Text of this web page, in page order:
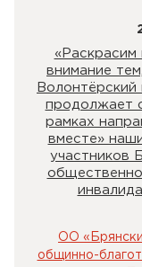
«Раскрасим
внимание
продолжает
рамках
вместе»
участников
ОО
общинно-